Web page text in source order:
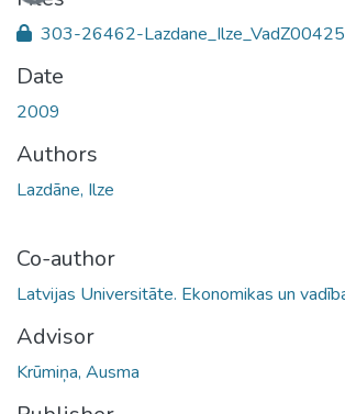
303-26462-
Date
2009
Authors
Lazdāne, Ilze
Co-author
Latvijas Universitāte. Ekonomikas un
Advisor
Krūmiņa, Ausma